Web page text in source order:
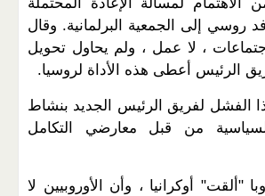
روسي إلى الجمعية البرلمانية. وقال
، لا عمل ، ولم يحاول تحويل
الرئيس أعطى هذه الأداة لروسيا.
الفشل لفريق الرئيس الجديد بنشاط
من قبل معارضي التكامل
"ألقت" أوكرانيا ، وأن الأوروبيين لا